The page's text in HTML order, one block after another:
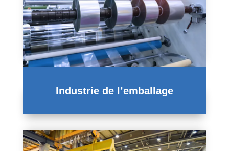
Industrie de l’emballage